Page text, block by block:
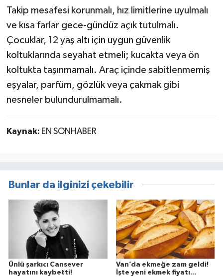
Takip mesafesi korunmalı, hız limitlerine uyulmalı
ve kısa farlar gece-gündüz açık tutulmalı.
Çocuklar, 12 yaş altı için uygun güvenlik
koltuklarında seyahat etmeli; kucakta veya ön
koltukta taşınmamalı. Araç içinde sabitlenmemiş
eşyalar, parfüm, gözlük veya çakmak gibi
nesneler bulundurulmamalı.
Kaynak: EN SONHABER
Bunlar da ilginizi çekebilir
Ünlü şarkıcı Cansever
hayatını kaybetti!
Van’da ekmeğe zam geldi!
İşte yeni ekmek fiyatı...